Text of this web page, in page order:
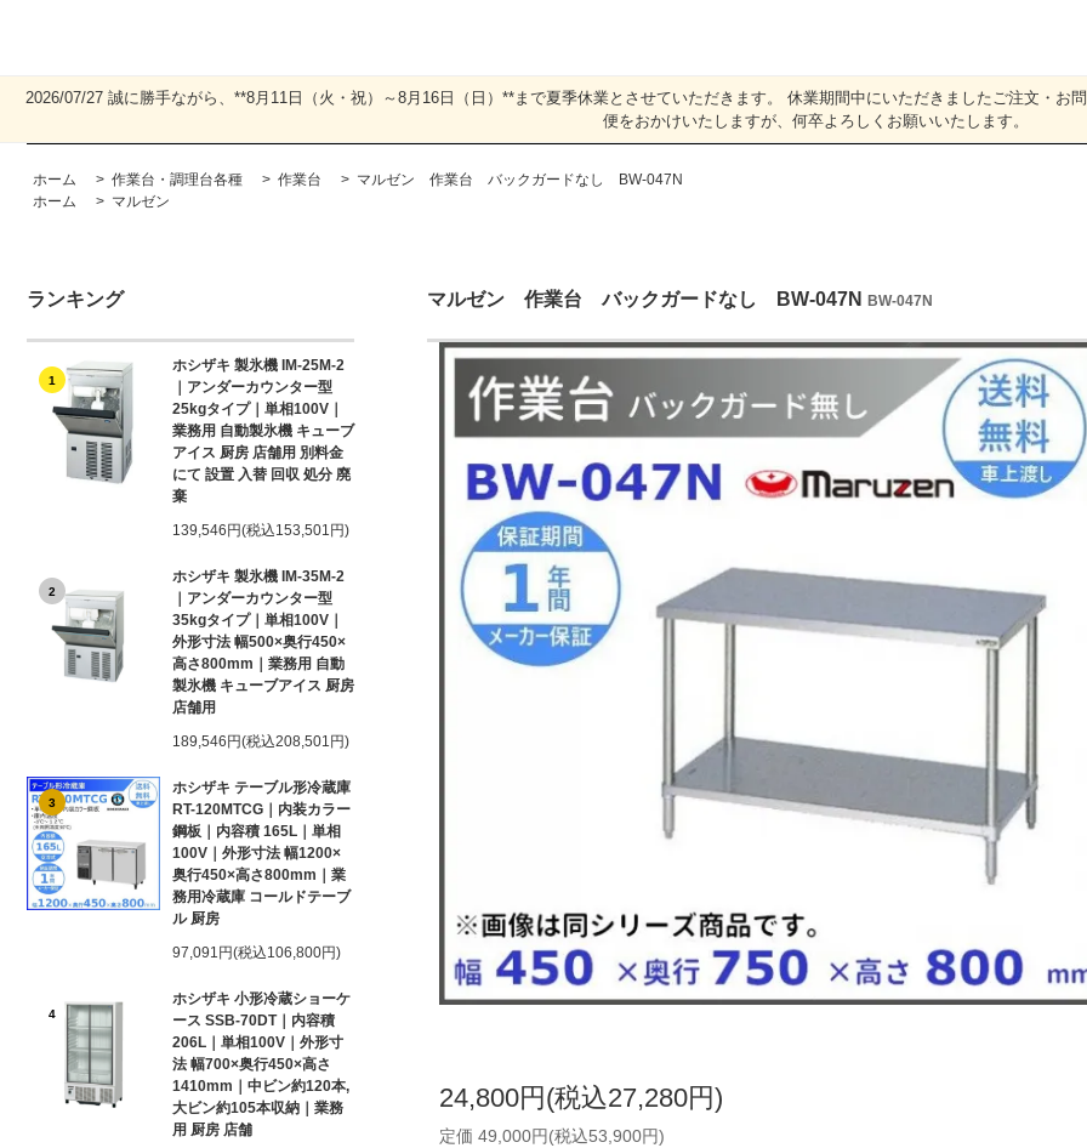
2026/07/27 誠に勝手ながら、**8月11日（火・祝）～8月16日（日）**まで夏季休業とさせていただきます。 休業期間中にいただきましたご注文・
便をおかけいたしますが、何卒よろしくお願いいたします。
ホーム > 作業台・調理台各種 > 作業台 > マルゼン 作業台 バックガードなし BW-047N
ホーム
> マルゼン
ランキング
1
ホシザキ 製氷機 IM-25M-2
｜アンダーカウンター型
25kgタイプ｜単相100V｜
業務用 自動製氷機 キューブ
アイス 厨房 店舗用 別料金
にて 設置 入替 回収 処分 廃
棄
139,546円(税込153,501円)
2
ホシザキ 製氷機 IM-35M-2
｜アンダーカウンター型
35kgタイプ｜単相100V｜
外形寸法 幅500×奥行450×
高さ800mm｜業務用 自動
製氷機 キューブアイス 厨房
店舗用
189,546円(税込208,501円)
3
ホシザキ テーブル形冷蔵庫
RT-120MTCG｜内装カラー
鋼板｜内容積 165L｜単相
100V｜外形寸法 幅1200×
奥行450×高さ800mm｜業
務用冷蔵庫 コールドテーブ
ル 厨房
97,091円(税込106,800円)
4
ホシザキ 小形冷蔵ショーケ
ース SSB-70DT｜内容積
206L｜単相100V｜外形寸
法 幅700×奥行450×高さ
1410mm｜中ビン約120本,
大ビン約105本収納｜業務
用 厨房 店舗
マルゼン 作業台 バックガードなし BW-047N BW-047N
24,800円(税込27,280円)
定価 49,000円(税込53,900円)